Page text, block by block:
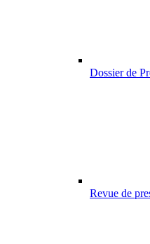
Dossier de
Revue de